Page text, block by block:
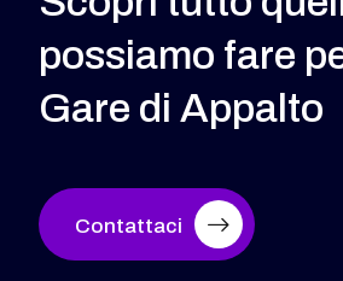
possiamo fare
Gare di Appalto
Contattaci